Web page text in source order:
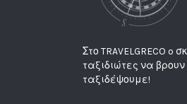
Στο TRAVELGRECO
ταξιδιώτες να βρουν
ταξιδέψουμε!